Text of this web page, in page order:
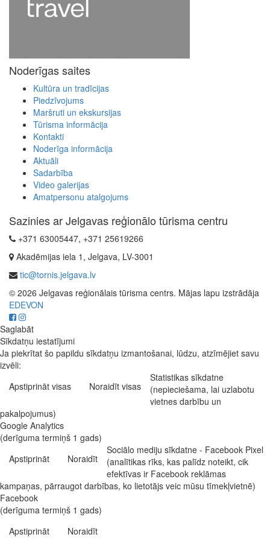
Noderīgas saites
Kultūra un tradīcijas
Piedzīvojums
Maršruti un ekskursijas
Tūrisma informācija
Kontakti
Noderīga informācija
Aktuāli
Sadarbība
Video galerijas
Amatpersonu atalgojums
Sazinies ar Jelgavas reģionālo tūrisma centru
+371 63005447, +371 25619266
Akadēmijas iela 1, Jelgava, LV-3001
tic@tornis.jelgava.lv
© 2026 Jelgavas reģionālais tūrisma centrs. Mājas lapu izstrādāja
EDEVON
Saglabāt
Sīkdatņu iestatījumi
Ja piekrītat šo papildu sīkdatņu izmantošanai, lūdzu, atzīmējiet savu
izvēli:
Apstiprināt visas
Noraidīt visas
Statistikas sīkdatne
(nepieciešama, lai uzlabotu
vietnes darbību un
pakalpojumus)
Google Analytics
(derīguma termiņš 1 gads)
Apstiprināt
Noraidīt
Sociālo mediju sīkdatne - Facebook Pixel
(analītikas rīks, kas palīdz noteikt, cik
efektīvas ir Facebook reklāmas
kampaņas, pārraugot darbības, ko lietotājs veic mūsu tīmekļvietnē)
Facebook
(derīguma termiņš 1 gads)
Apstiprināt
Noraidīt